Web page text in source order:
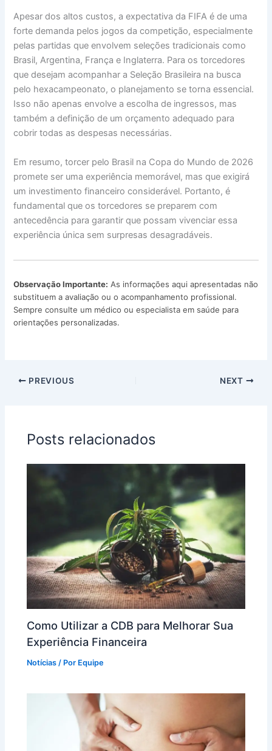
Apesar dos altos custos, a expectativa da FIFA é de uma
forte demanda pelos jogos da competição, especialmente
pelas partidas que envolvem seleções tradicionais como
Brasil, Argentina, França e Inglaterra. Para os torcedores
que desejam acompanhar a Seleção Brasileira na busca
pelo hexacampeonato, o planejamento se torna essencial.
Isso não apenas envolve a escolha de ingressos, mas
também a definição de um orçamento adequado para
cobrir todas as despesas necessárias.
Em resumo, torcer pelo Brasil na Copa do Mundo de 2026
promete ser uma experiência memorável, mas que exigirá
um investimento financeiro considerável. Portanto, é
fundamental que os torcedores se preparem com
antecedência para garantir que possam vivenciar essa
experiência única sem surpresas desagradáveis.
Observação Importante: As informações aqui apresentadas não
substituem a avaliação ou o acompanhamento profissional.
Sempre consulte um médico ou especialista em saúde para
orientações personalizadas.
PREVIOUS NEXT
Posts relacionados
Como Utilizar a CDB para Melhorar Sua
Experiência Financeira
Notícias / Por Equipe